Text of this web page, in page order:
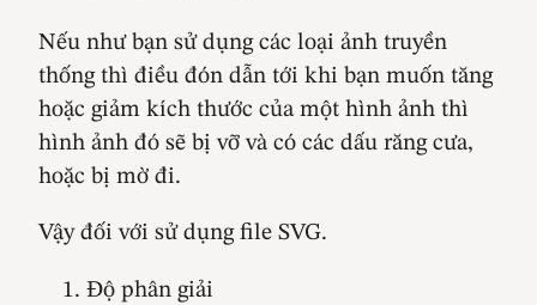
Nếu như bạn sử dụng các loại ảnh truyền
thống thì điều đón dẫn tới khi bạn muốn tăng
hoặc giảm kích thước của một hình ảnh thì
hình ảnh đó sẽ bị vỡ và có các dấu răng cưa,
hoặc bị mờ đi.
Vậy đối với sử dụng file SVG.
Độ phân giải